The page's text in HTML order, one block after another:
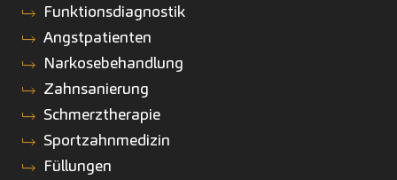
Funktionsdiagnostik
Angstpatienten
Narkosebehandlung
Zahnsanierung
Schmerztherapie
Sportzahnmedizin
Füllungen